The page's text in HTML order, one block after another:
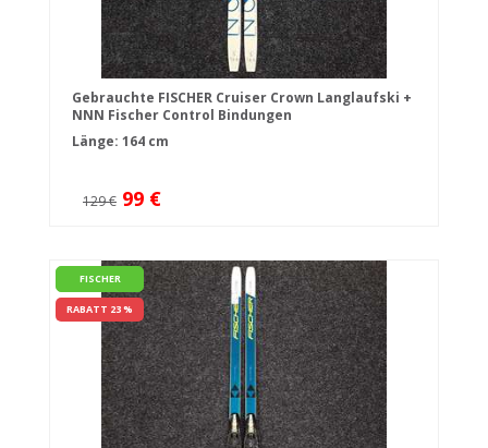
Gebrauchte FISCHER Cruiser Crown Langlaufski +
NNN Fischer Control Bindungen
Länge: 164 cm
129 € 99 €
FISCHER
RABATT 23 %